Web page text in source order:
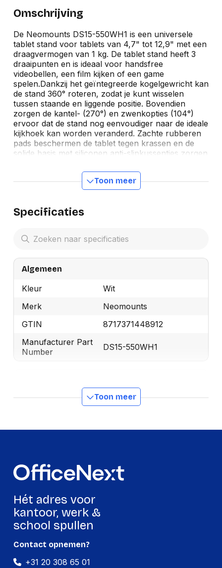
Omschrijving
De Neomounts DS15-550WH1 is een universele
tablet stand voor tablets van 4,7" tot 12,9" met een
draagvermogen van 1 kg. De tablet stand heeft 3
draaipunten en is ideaal voor handsfree
videobellen, een film kijken of een game
spelen.Dankzij het geïntegreerde kogelgewricht kan
de stand 360° roteren, zodat je kunt wisselen
tussen staande en liggende positie. Bovendien
zorgen de kantel- (270°) en zwenkopties (104°)
ervoor dat de stand nog eenvoudiger naar de ideale
kijkhoek kan worden veranderd. Zachte rubberen
pads beschermen de tablet tegen krassen en de
solide basis met siliconen anti-slipkussentjes zorgen
Toon meer
Specificaties
Algemeen
Kleur
Wit
Merk
Neomounts
GTIN
8717371448912
Manufacturer Part
Number
DS15-550WH1
Model
Horizontaal/Verticaal
Type mobiele
Mobiele
telefoon/Smartphone,
Type bevestiging
apparaat
Toon meer
Hét adres voor
kantoor, werk &
school spullen
Contact opnemen?
+31 20 308 65 01